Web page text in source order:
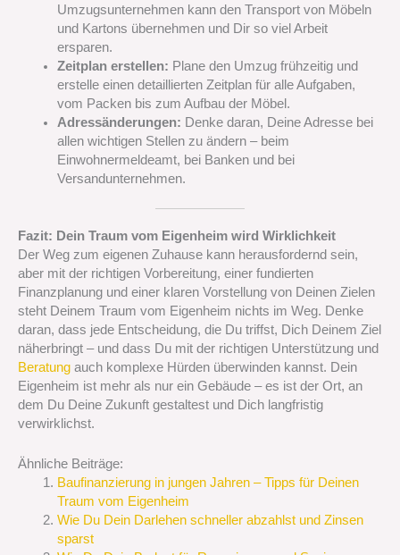
Umzugsunternehmen kann den Transport von Möbeln
und Kartons übernehmen und Dir so viel Arbeit
ersparen.
Zeitplan erstellen: Plane den Umzug frühzeitig und
erstelle einen detaillierten Zeitplan für alle Aufgaben,
vom Packen bis zum Aufbau der Möbel.
Adressänderungen: Denke daran, Deine Adresse bei
allen wichtigen Stellen zu ändern – beim
Einwohnermeldeamt, bei Banken und bei
Versandunternehmen.
Fazit: Dein Traum vom Eigenheim wird Wirklichkeit
Der Weg zum eigenen Zuhause kann herausfordernd sein,
aber mit der richtigen Vorbereitung, einer fundierten
Finanzplanung und einer klaren Vorstellung von Deinen Zielen
steht Deinem Traum vom Eigenheim nichts im Weg. Denke
daran, dass jede Entscheidung, die Du triffst, Dich Deinem Ziel
näherbringt – und dass Du mit der richtigen Unterstützung und
Beratung auch komplexe Hürden überwinden kannst. Dein
Eigenheim ist mehr als nur ein Gebäude – es ist der Ort, an
dem Du Deine Zukunft gestaltest und Dich langfristig
verwirklichst.
Ähnliche Beiträge:
Baufinanzierung in jungen Jahren – Tipps für Deinen
Traum vom Eigenheim
Wie Du Dein Darlehen schneller abzahlst und Zinsen
sparst